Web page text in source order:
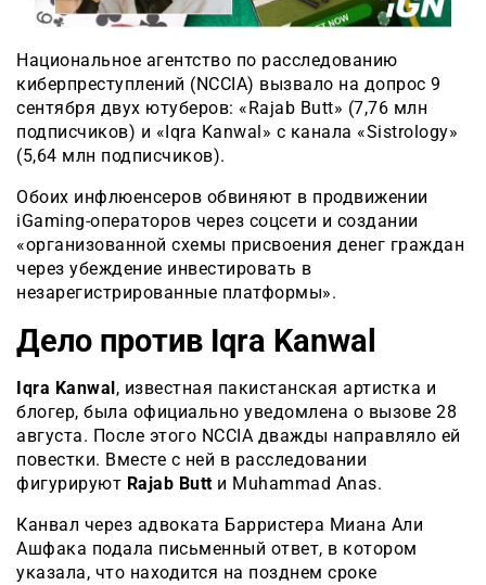
Национальное агентство по расследованию
киберпреступлений (NCCIA) вызвало на допрос 9
сентября двух ютуберов: «Rajab Butt» (7,76 млн
подписчиков) и «Iqra Kanwal» с канала «Sistrology»
(5,64 млн подписчиков).
Обоих инфлюенсеров обвиняют в продвижении
iGaming-операторов через соцсети и создании
«организованной схемы присвоения денег граждан
через убеждение инвестировать в
незарегистрированные платформы».
Дело против Iqra Kanwal
Iqra Kanwal , известная пакистанская артистка и
блогер, была официально уведомлена о вызове 28
августа. После этого NCCIA дважды направляло ей
повестки. Вместе с ней в расследовании
фигурируют Rajab Butt и Muhammad Anas.
Канвал через адвоката Барристера Миана Али
Ашфака подала письменный ответ, в котором
указала, что находится на позднем сроке